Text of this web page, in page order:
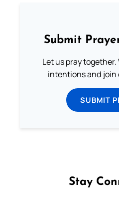
Submit
Let us pray
intentions and join
SUBMIT
Stay